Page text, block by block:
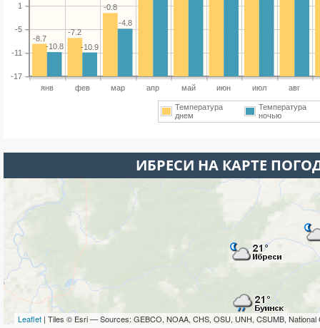
янв фев мар апр май июн июл авг
-17
-11
-5
1 -0.8
-7.2
-8.7
-4.8
-10.9
-10.8
Температура
днем
Температура
ночью
ИБРЕСИ НА КАРТЕ
Leaflet | Tiles © Esri — Sources: GEBCO, NOAA, CHS, OSU, UNH, CSUMB, National